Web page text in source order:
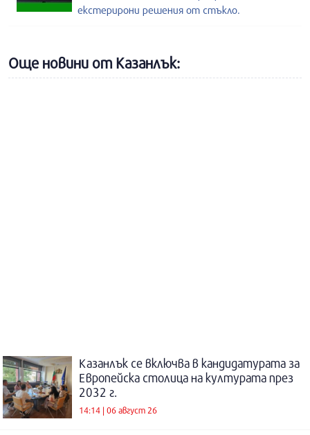
екстерирони решения от стъкло.
Още новини от Казанлък:
Казанлък се включва в кандидатурата за
Европейска столица на културата през
2032 г.
14:14 | 06 август 26